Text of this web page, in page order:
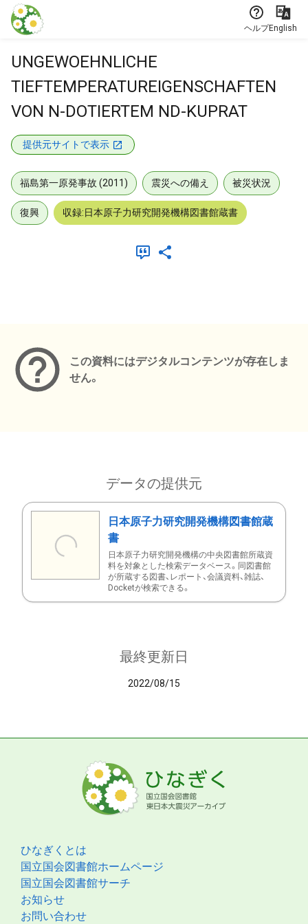
本文に飛ぶ
ヘルプEnglish
UNGEWOEHNLICHE
TIEFTEMPERATUREIGENSCHAFTEN
VON N-DOTIERTEM ND-KUPRAT
提供元サイトで表示
福島第一原発事故 (2011) 震災への備え 被災状況
復興 収録:日本原子力研究開発機構図書館蔵書
この資料にはデジタルコンテンツが存在しま
せん。
データの提供元
日本原子力研究開発機構図書館蔵
書
日本原子力研究開発機構の中央図書館所蔵資
料を対象とした検索データベース。同図書館
が所蔵する図書、レポート、会議資料、雑誌、
Docketが検索できる。
最終更新日
2022/08/15
ひなぎくとは
国立国会図書館ホームページ
国立国会図書館サーチ
お知らせ
お問い合わせ